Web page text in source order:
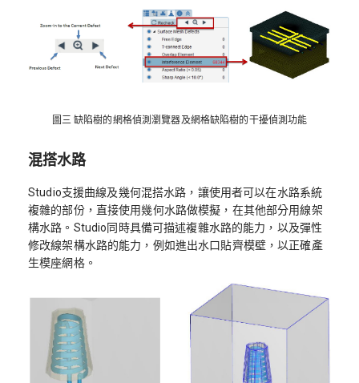
圖三 缺陷樹的網格偵測瀏覽器及網格缺陷樹的干擾偵測功能
混搭水路
Studio支援曲線及幾何混搭水路，讓使用者可以在水路系統
複雜的部份，直接使用幾何水路做模擬，在其他部分用線架
構水路。Studio同時具備可描述複雜水路的能力，以及彈性
修改線架構水路的能力，例如進出水口貼齊模壁，以正確產
生模座網格。